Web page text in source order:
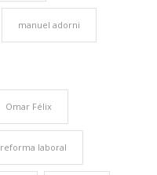
manuel adorni
Omar Félix
reforma laboral